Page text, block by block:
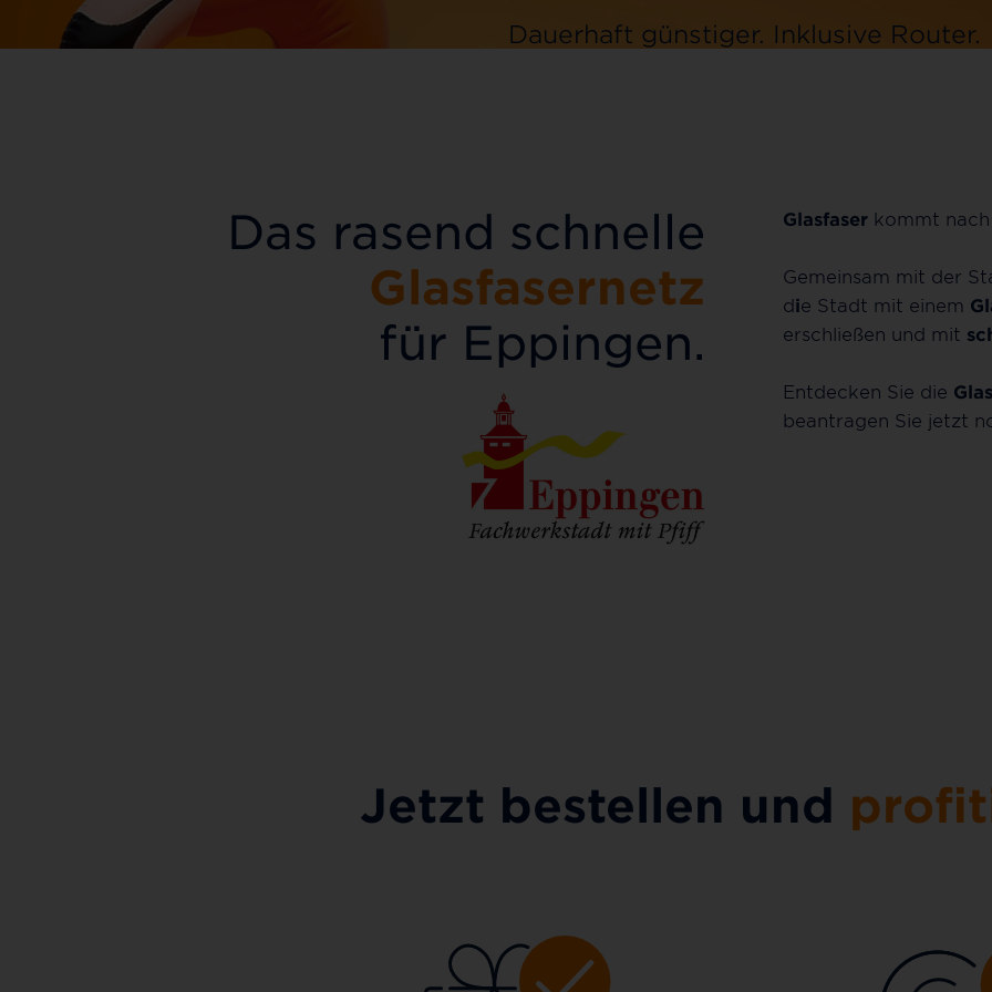
Dauerhaft günstiger. Inklusive Router.
Dauerhaft günstiger. Inklusive Router.
Das rasend schnelle
Glasfasernetz
für Eppingen.
Glasfaser kommt nach
Gemeinsam mit der
die Stadt mit einem
erschließen und mit
Entdecken Sie die
beantragen Sie jetzt
Jetzt bestellen und